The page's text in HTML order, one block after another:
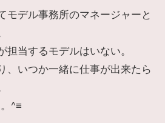
モデル事務所のマネージャーと
担当するモデルはいない。
、いつか一緒に仕事が出来たら
^≡